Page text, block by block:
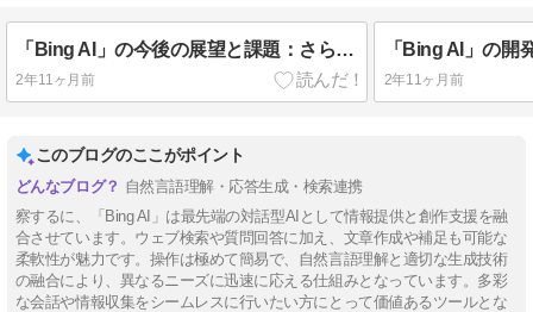
「Bing AI」の今後の展望と課題：さらなる機能拡張と品質向上
2年11ヶ月前 2年11ヶ月前
このブログのここがポイント
自然言語理解・応答生成・検索連携
察するに、「Bing AI」は最先端の対話型AIとして情報提供と創作支援を融
合させています。ウェブ検索や質問回答に加え、文章作成や補足も可能な
柔軟性が魅力です。操作は極めて簡易で、自然言語理解と適切な生成技術
の融合により、異なるニーズに迅速に応える仕組みとなっています。多彩
な会話や情報収集をシームレスに行いたい方にとって価値あるツールとな